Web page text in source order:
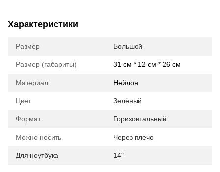
Характеристики
Размер Большой
Размер (габариты) 31 см * 12 см * 26 см
Материал Нейлон
Цвет Зелёный
Формат Горизонтальный
Можно носить Через плечо
Для ноутбука 14"